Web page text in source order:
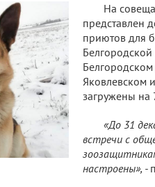
На
представлен
приютов для
Яковлевском
загружены на
«До 31
встречи с
настроены», -